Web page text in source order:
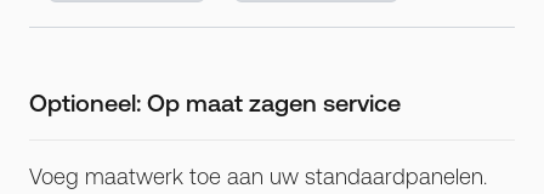
Optioneel: Op maat zagen service
Voeg maatwerk toe aan uw standaardpanelen.